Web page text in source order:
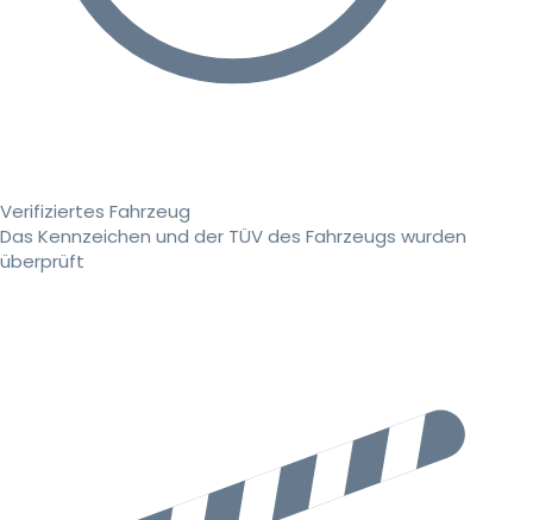
Verifiziertes Fahrzeug
Das Kennzeichen und der TÜV des Fahrzeugs wurden
überprüft